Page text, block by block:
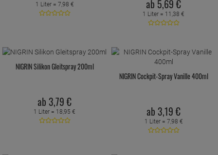
1 Liter = 7,98 € ab 5,69 €
1 Liter = 11,38 €
NIGRIN Silikon Gleitspray 200ml
ab 3,79 €
1 Liter = 18,95 €
NIGRIN Cockpit-Spray Vanille 400ml
ab 3,19 €
1 Liter = 7,98 €